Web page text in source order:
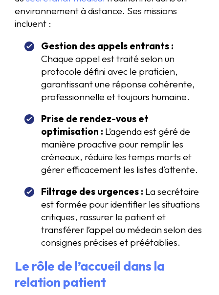
environnement à distance. Ses missions
incluent :
Gestion des appels entrants :
Chaque appel est traité selon un
protocole défini avec le praticien,
garantissant une réponse cohérente,
professionnelle et toujours humaine.
Prise de rendez-vous et
optimisation : L’agenda est géré de
manière proactive pour remplir les
créneaux, réduire les temps morts et
gérer efficacement les listes d’attente.
Filtrage des urgences : La secrétaire
est formée pour identifier les situations
critiques, rassurer le patient et
transférer l’appel au médecin selon des
consignes précises et préétablies.
Le rôle de l’accueil dans la
relation patient